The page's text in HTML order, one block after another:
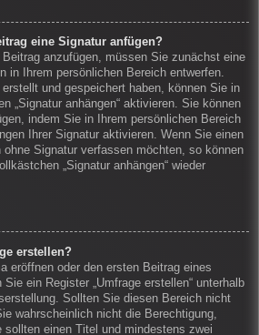
eine Signatur anfügen?
anzufügen, müssen Sie zunächst eine
in Ihrem persönlichen Bereich entwerfen.
und gespeichert haben, können Sie in
„Signatur anhängen“ aktivieren. Sie können
indem Sie in Ihrem persönlichen Bereich
Ihrer Signatur aktivieren. Wenn Sie einen
ohne Signatur verfassen möchten, so können
„Signatur anhängen“ wieder
erstellen?
eröffnen oder den ersten Beitrag eines
Sie ein Register „Umfrage erstellen“ unterhalb
Sollten Sie diesen Bereich nicht
wahrscheinlich nicht die Berechtigung,
sollten einen Titel und mindestens zwei